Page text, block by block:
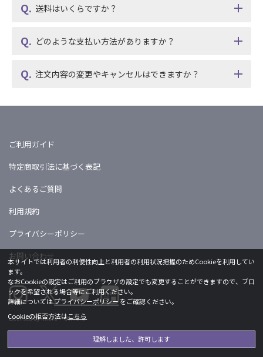
送料はいくらですか？
どのような支払い方法がありますか？
注文内容の変更やキャンセルはできますか？
ご利用ガイド
特定商取引法に基づく表記
よくあるご質問
利用規約
プライバシーポリシー
お問い合わせ
Licensed by khara ©khara
本サイトでは利用者の利便性向上と利用者の利用状況把握のためCookieを利用してい
ます。
なおCookieの設定はご利用のブラウザの設定でも変更することができますので、ブロ
ックを希望される場合等にご利用ください。
詳細についてはプライバシーポリシーをご確認ください。
Cookieの拒否方法はこちら
理解しました、許可します